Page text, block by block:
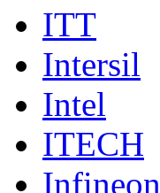
ITT
Intersil
Intel
ITECH
Infineon